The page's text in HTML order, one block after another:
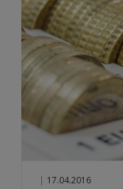
| 17.04.2016